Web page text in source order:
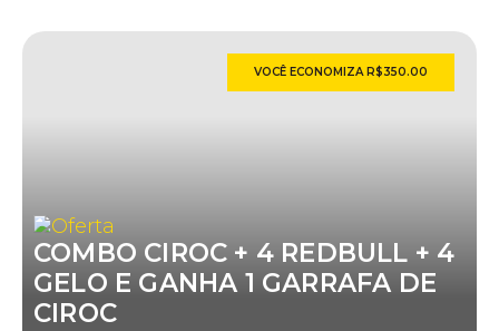
VOCÊ ECONOMIZA R$350.00
COMBO CIROC + 4 REDBULL + 4
GELO E GANHA 1 GARRAFA DE
CIROC